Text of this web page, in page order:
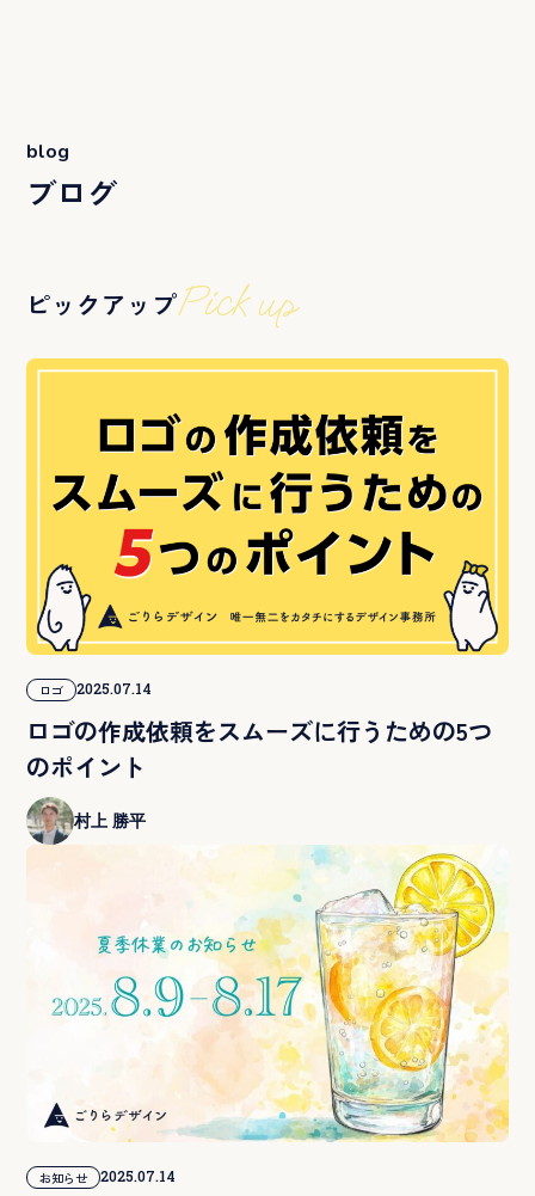
blog
ブログ
ピックアップPick up
ロゴ 2025.07.14
ロゴの作成依頼をスムーズに行うための5つ
のポイント
村上 勝平
お知らせ 2025.07.14